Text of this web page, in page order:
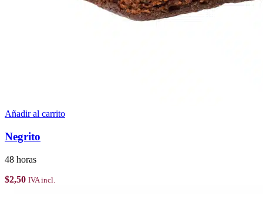
Añadir al carrito
Negrito
48 horas
$2,50 IVA incl.